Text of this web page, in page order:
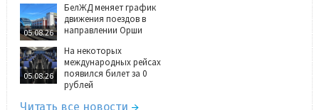
05.08.26
БелЖД меняет график
движения поездов в
направлении Орши
05.08.26
На некоторых
международных рейсах
появился билет за 0
рублей
Читать все новости